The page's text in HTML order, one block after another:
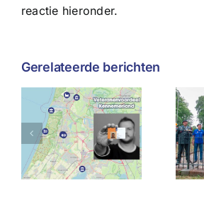
reactie hieronder.
Gerelateerde berichten
Herdenking
Slag bij het
Manpad
houdt
geschiedenis